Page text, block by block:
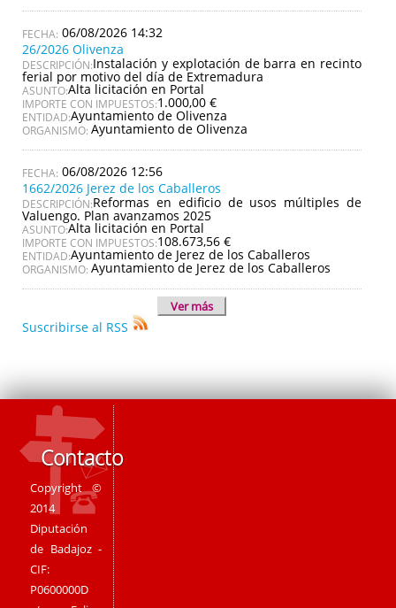
06/08/2026 14:32
26/2026 Olivenza
DESCRIPCIÓN:Instalación y explotación de barra en recinto
ferial por motivo del día de Extremadura
ASUNTO:Alta licitación en Portal
IMPORTE CON IMPUESTOS:1.000,00 €
ENTIDAD:Ayuntamiento de Olivenza
ORGANISMO: Ayuntamiento de Olivenza
06/08/2026 12:56
1662/2026 Jerez de los Caballeros
DESCRIPCIÓN:Reformas en edificio de usos múltiples de
Valuengo. Plan avanzamos 2025
ASUNTO:Alta licitación en Portal
IMPORTE CON IMPUESTOS:108.673,56 €
ENTIDAD:Ayuntamiento de Jerez de los Caballeros
ORGANISMO: Ayuntamiento de Jerez de los Caballeros
Ver más
Suscribirse al RSS
Contacto
Copyright ©
2014
Diputación
de Badajoz -
CIF:
P0600000D